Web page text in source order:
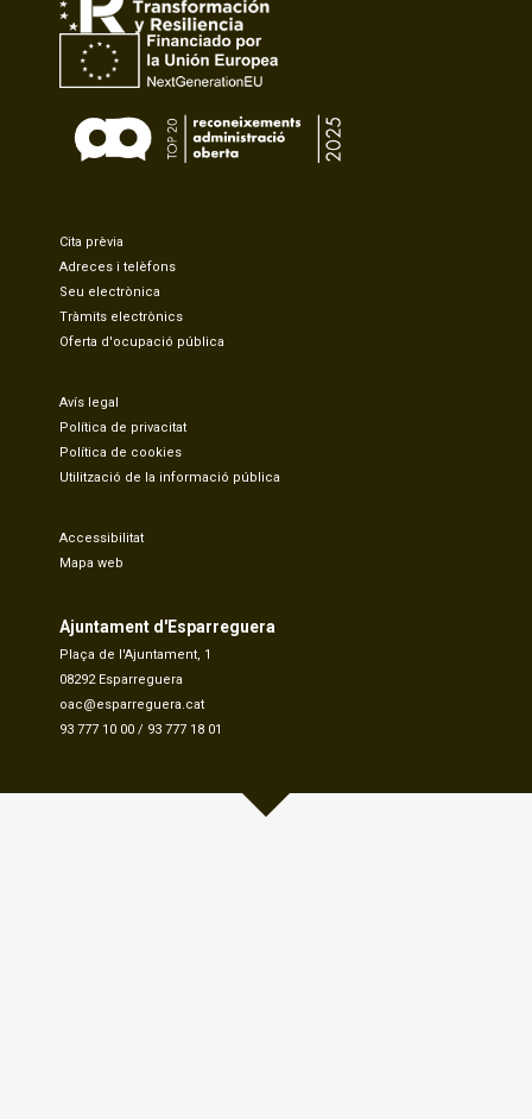
Cita prèvia
Adreces i telèfons
Seu electrònica
Tràmits electrònics
Oferta d'ocupació pública
Avís legal
Política de privacitat
Política de cookies
Utilització de la informació pública
Accessibilitat
Mapa web
Ajuntament d'Esparreguera
Plaça de l'Ajuntament, 1
08292 Esparreguera
oac@esparreguera.cat
93 777 10 00 / 93 777 18 01